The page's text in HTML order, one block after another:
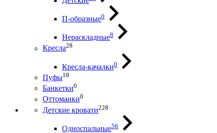
П-образные0
Нераскладные8
Кресла28
Кресла-качалки0
Пуфы18
Банкетки0
Оттоманки0
Детские кровати228
Односпальные56